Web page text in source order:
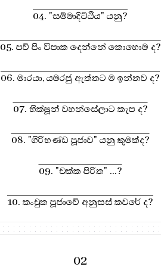
04. "සම්මාදිට්ඨිය" යනු?
05. පව් පිං විපාක දෙන්නේ කොහොම ද?
06. මාරයා, යමරජු ඇත්තට ම ඉන්නව ද?
07. භික්ෂූන් වහන්සේලාට කැප ද?
08. "ගිරිභණ්ඩ පූජාව" යනු කුමක්ද?
09. "චක්ක පිරිත" ...?
10. කංචුක පූජාවේ අනුසස් කවරේ ද?
02